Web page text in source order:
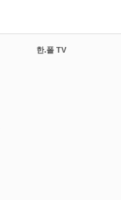
한.폴 TV